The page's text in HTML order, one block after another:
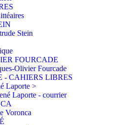
Stein
FOURCADE
Olivier Fourcade
- CAHIERS LIBRES
Laporte >
Laporte - courrier
Voronca